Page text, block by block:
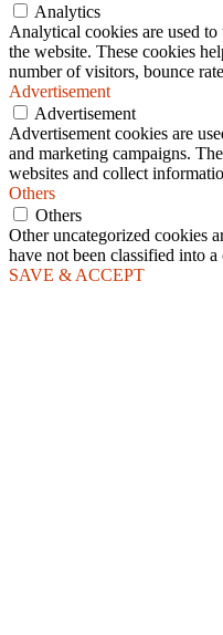
Analytics
Analytical cookies are used
the website. These cookies
number of visitors, bounce
Advertisement
Advertisement
Advertisement cookies are
and marketing campaigns.
websites and collect
Others
Others
Other uncategorized cookies
have not been classified into a
SAVE & ACCEPT